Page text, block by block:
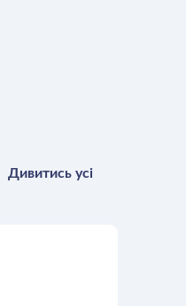
Дивитись усі